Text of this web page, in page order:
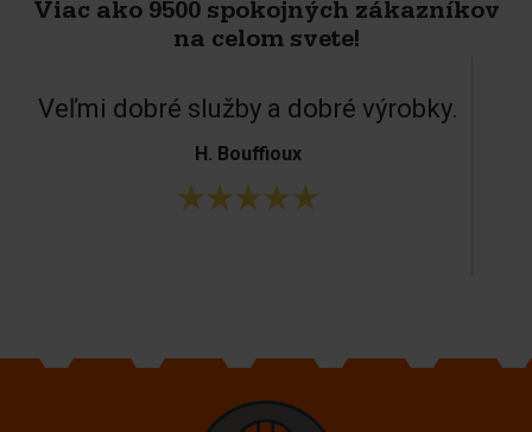
Viac ako 9500 spokojných zákazníkov
na celom svete!
Veľmi dobré služby a dobré výrobky.
H. Bouffioux